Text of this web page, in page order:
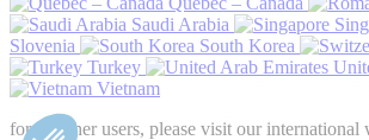
Saudi Arabia
Slovenia
South Korea
Turkey
Vietnam
for all other users, please visit our international